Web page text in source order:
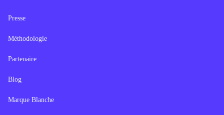
Presse
Méthodologie
Partenaire
Blog
Marque Blanche